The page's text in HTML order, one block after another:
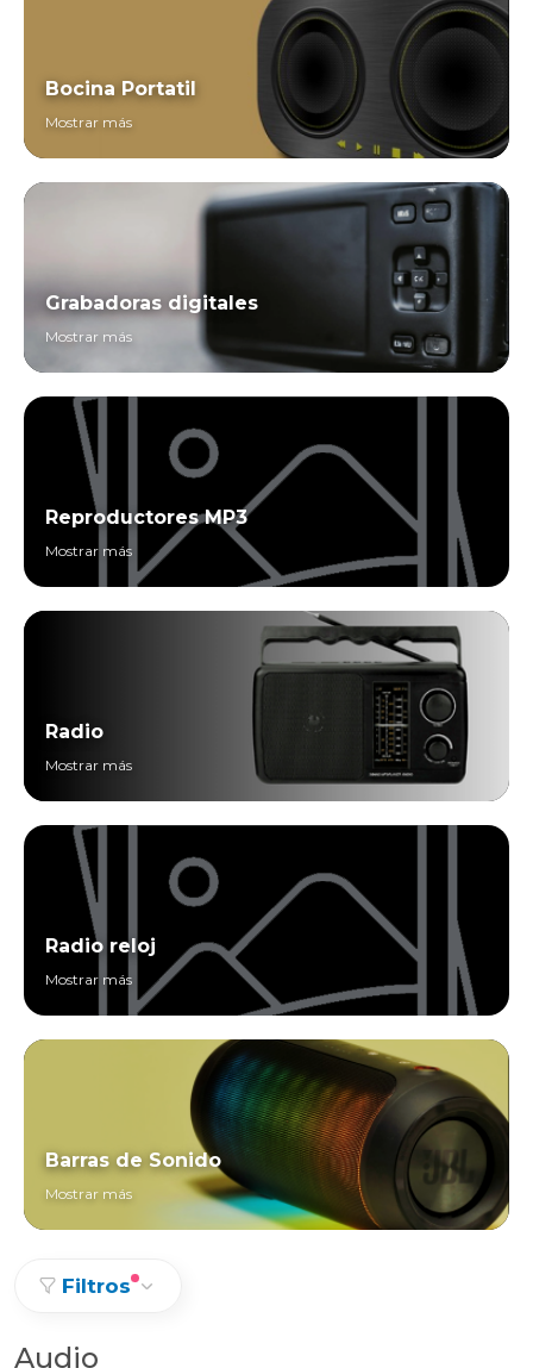
Bocina Portatil
Mostrar más
Grabadoras digitales
Mostrar más
Reproductores MP3
Mostrar más
Radio
Mostrar más
Radio reloj
Mostrar más
Barras de Sonido
Mostrar más
Filtros
Audio